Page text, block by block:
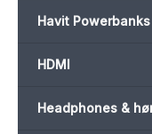
Havit Powerbanks
HDMI
Headphones &